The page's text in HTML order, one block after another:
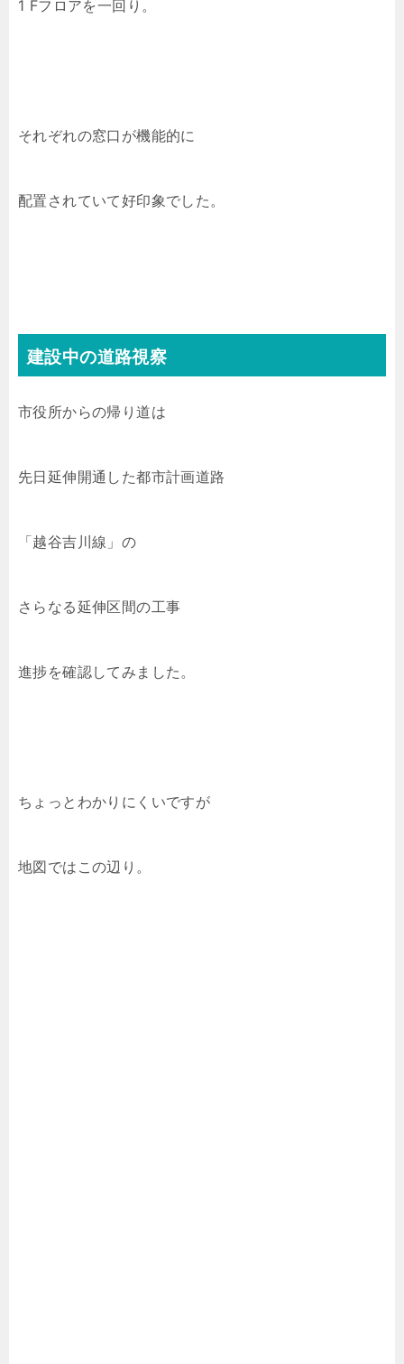
1 Fフロアを一回り。
それぞれの窓口が機能的に
配置されていて好印象でした。
建設中の道路視察
市役所からの帰り道は
先日延伸開通した都市計画道路
「越谷吉川線」の
さらなる延伸区間の工事
進捗を確認してみました。
ちょっとわかりにくいですが
地図ではこの辺り。